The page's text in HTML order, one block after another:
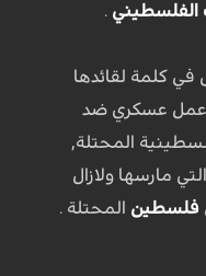
الفلسطيني .
في كلمة لقائدها
عمل عسكري ضد
المحتلة,
مارسها ولازال
فلسطين المحتلة .